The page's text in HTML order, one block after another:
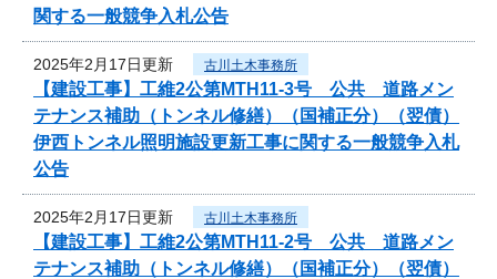
関する一般競争入札公告
2025年2月17日更新 古川土木事務所
【建設工事】工維2公第MTH11-3号 公共 道路メン
テナンス補助（トンネル修繕）（国補正分）（翌債）
伊西トンネル照明施設更新工事に関する一般競争入札
公告
2025年2月17日更新 古川土木事務所
【建設工事】工維2公第MTH11-2号 公共 道路メン
テナンス補助（トンネル修繕）（国補正分）（翌債）